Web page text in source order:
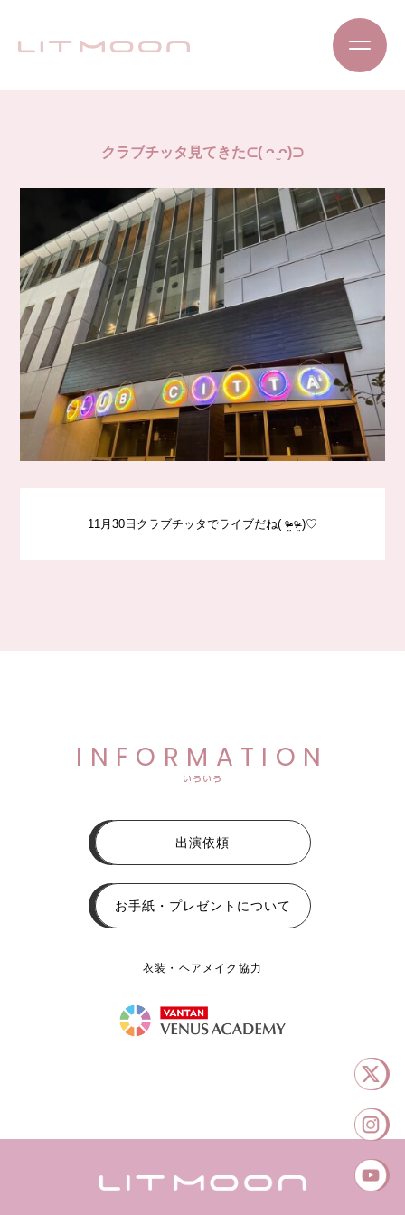
クラブチッタ見てきた⊂( ᴖ ̫ᴖ)⊃
11月30日クラブチッタでライブだね( ᵒ̴̶̷̤◦ᵒ̴̶̷̤ )♡
INFORMATION
いろいろ
出演依頼
お手紙・プレゼントについて
衣装・ヘアメイク協力